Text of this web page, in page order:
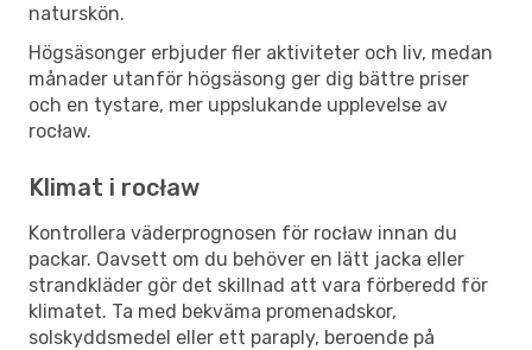
naturskön.
Högsäsonger erbjuder fler aktiviteter och liv, medan
månader utanför högsäsong ger dig bättre priser
och en tystare, mer uppslukande upplevelse av
rocław.
Klimat i rocław
Kontrollera väderprognosen för rocław innan du
packar. Oavsett om du behöver en lätt jacka eller
strandkläder gör det skillnad att vara förberedd för
klimatet. Ta med bekväma promenadskor,
solskyddsmedel eller ett paraply, beroende på